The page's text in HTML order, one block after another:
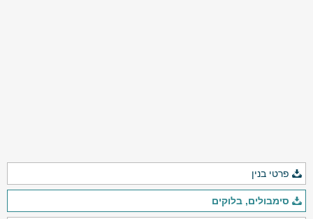
פרטי בנין
סימבולים, בלוקים